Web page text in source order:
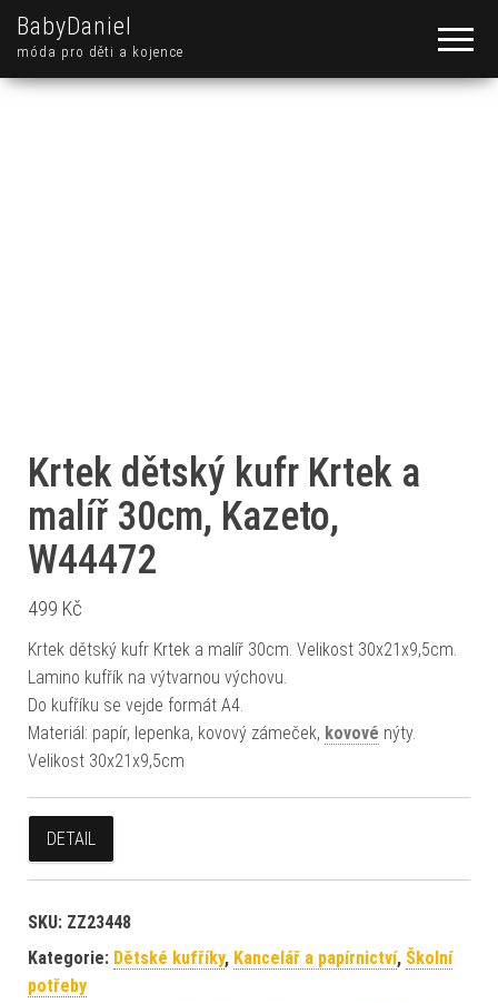
BabyDaniel
móda pro děti a kojence
Krtek dětský kufr Krtek a
malíř 30cm, Kazeto,
W44472
499 Kč
Krtek dětský kufr Krtek a malíř 30cm. Velikost 30x21x9,5cm.
Lamino kufřík na výtvarnou výchovu.
Do kufříku se vejde formát A4.
Materiál: papír, lepenka, kovový zámeček, kovové nýty.
Velikost 30x21x9,5cm
DETAIL
SKU: ZZ23448
Kategorie: Dětské kufříky, Kancelář a papírnictví, Školní
potřeby